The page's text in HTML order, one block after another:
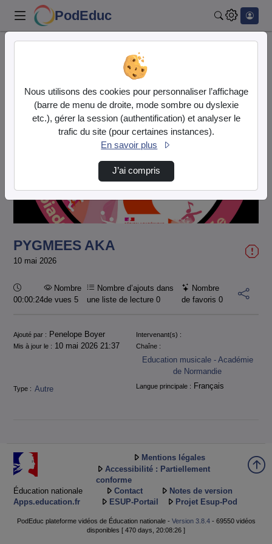
PodEduc
PYGMEES AKA
Lire
la
vidéo
PYGMEES AKA
10 mai 2026
Durée :
00:00:24
Nombre
de vues 5
Nombre d’ajouts dans
une liste de lecture0
Nombre
de favoris 0
Informations
Ajouté par : Penelope Boyer
Intervenant(s) :
Mis à jour le : 10 mai 2026 21:37 Chaîne :
Education musicale - Académie
de Normandie
Type : Autre Langue principale : Français
Éducation nationale
Apps.education.fr
Mentions légales
Accessibilité : Partiellement
conforme
Contact
Notes de version
ESUP-Portail
Projet Esup-Pod
PodEduc plateforme vidéos de Éducation nationale - Version 3.8.4- 69550 vidéos
disponibles [ 470 days, 20:08:26 ]
Nous utilisons des cookies pour personnaliser l’affichage
(barre de menu de droite, mode sombre ou dyslexie
etc.), gérer la session (authentification) et analyser le
trafic du site (pour certaines instances).
En savoir plus
J’ai compris